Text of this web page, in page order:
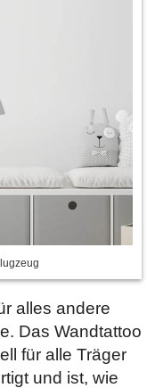
alles andere
Das Wandtattoo
für alle Träger
und ist, wie